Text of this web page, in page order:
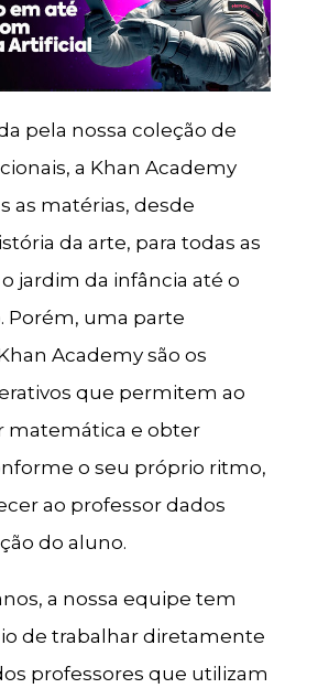
pela nossa coleção de
a Khan Academy
as matérias, desde
da arte, para todas as
jardim da infância até o
Porém, uma parte
Academy são os
que permitem ao
matemática e obter
o seu próprio ritmo,
ao professor dados
do aluno.
a nossa equipe tem
de trabalhar diretamente
professores que utilizam